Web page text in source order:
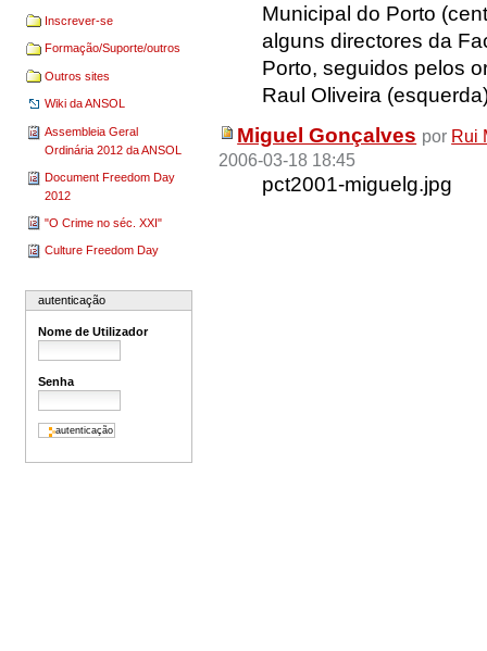
Inscrever-se
Formação/Suporte/outros
Outros sites
Wiki da ANSOL
Assembleia Geral
Ordinária 2012 da ANSOL
Document Freedom Day
2012
"O Crime no séc. XXI"
Culture Freedom Day
autenticação
Nome de Utilizador
Senha
Municipal do Porto
alguns directores da
Porto, seguidos pelos
Raul Oliveira
Miguel Gonçalves por Rui
2006-03-18 18:45
pct2001-miguelg.jpg